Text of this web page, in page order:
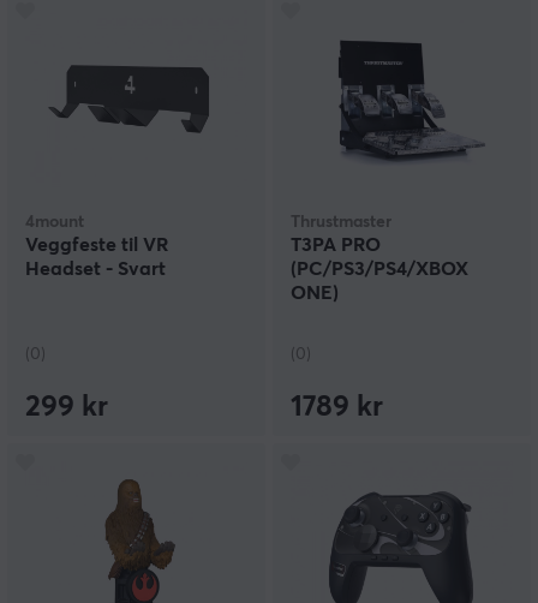
4mount
Veggfeste til VR
Headset - Svart
(0)
299 kr
Thrustmaster
T3PA PRO
(PC/PS3/PS4/XBOX
ONE)
(0)
1789 kr